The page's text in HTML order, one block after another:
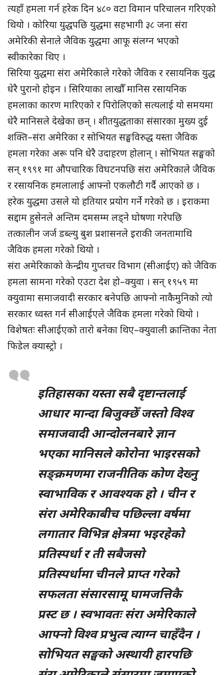
त्यहाँ हमला गर्न हरेक दिन ४८० वटा विमान परिचालन गरिएको
थियो । कोरिया युद्धपछि युद्धमा सहभागी ३८ जना संरा
अमेरिकी सेनाले जैविक युद्धमा आफू संलग्न भएको
स्वीकारेका थिए ।
सिरिया युद्धमा संरा अमेरिकाले गरेको जैविक र रसायनिक युद्ध
धेरै पुरानो होइन । सिरियाका लाखौँ मानिस रसायनिक
हमलाका कारण मारिएको र पिरोलिएको सत्यलाई यो समयमा
धेरै मानिसले देखेका छन् । शीतयुद्धताका संसारका मुख्य दुई
शक्ति–संरा अमेरिका र सोभियत सङ्घविरुद्ध यस्ता जैविक
हमला गरेका अरू पनि धेरै उदाहरण होलान् । सोभियत सङ्घको
सन् १९९१ मा औपचारिक विघटनपछि संरा अमेरिकाले जैविक
र रसायनिक हमलालाई आफ्नो एकलौटी गर्दै आएको छ ।
हरेक युद्धमा उसले यो हतियार प्रयोग गर्ने गरेको छ । इराकमा
सद्दाम हुसेनले अन्तिम दमसम्म लड्ने घोषणा गरेपछि
तत्कालीन जर्ज डब्ल्यु बुश प्रशासनले इराकी जनतामाथि
जैविक हमला गरेको थियो ।
संरा अमेरिकाको केन्द्रीय गुप्तचर विभाग (सीआईए) को जैविक
हमला सामना गरेको एउटा देश हो–क्युवा । सन् १९५९ मा
क्युवामा समाजवादी सरकार बनेपछि आफ्नो नाकैमुनिको त्यो
सरकार ध्वस्त गर्न सीआईएले जैविक हमला गरेको थियो ।
विशेषतः सीआईएको तारो बनेका थिए–क्युवाली क्रान्तिका नेता
फिडेल क्यास्ट्रो ।
इतिहासका यस्ता सबै दृष्टान्तलाई
आधार मान्दा बिजुक्छेँ जस्तो विश्व
समाजवादी आन्दोलनबारे ज्ञान
भएका मानिसले कोरोना भाइरसको
सङ्क्रमणमा राजनीतिक कोण देख्नु
स्वाभाविक र आवश्यक हो । चीन र
संरा अमेरिकाबीच पछिल्ला वर्षमा
लगातार विभिन्न क्षेत्रमा भइरहेको
प्रतिस्पर्धा र ती सबैजसो
प्रतिस्पर्धामा चीनले प्राप्त गरेको
सफलता संसारसामू घामजत्तिकै
प्रस्ट छ । स्वभावतः संरा अमेरिकाले
आफ्नो विश्व प्रभुत्व त्याग्न चाहँदैन ।
सोभियत सङ्घको अस्थायी हारपछि